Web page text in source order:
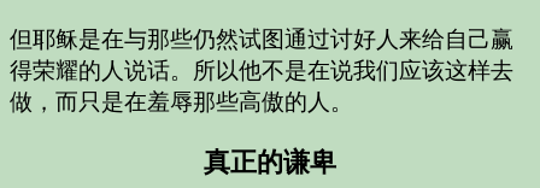
但耶稣是在与那些仍然试图通过讨好人来给自己赢
得荣耀的人说话。所以他不是在说我们应该这样去
做，而只是在羞辱那些高傲的人。
真正的谦卑